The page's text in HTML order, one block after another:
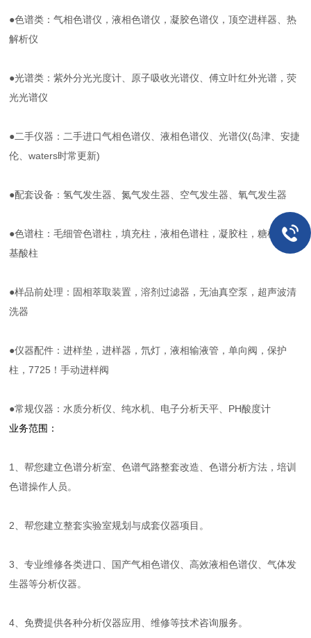
●色谱类：气相色谱仪，液相色谱仪，凝胶色谱仪，顶空进样器、热
解析仪
●光谱类：紫外分光光度计、原子吸收光谱仪、傅立叶红外光谱，荧
光光谱仪
●二手仪器：二手进口气相色谱仪、液相色谱仪、光谱仪(岛津、安捷
伦、waters时常更新)
●配套设备：氢气发生器、氮气发生器、空气发生器、氧气发生器
●色谱柱：毛细管色谱柱，填充柱，液相色谱柱，凝胶柱，糖柱，氨
基酸柱
●样品前处理：固相萃取装置，溶剂过滤器，无油真空泵，超声波清
洗器
●仪器配件：进样垫，进样器，氘灯，液相输液管，单向阀，保护
柱，7725！手动进样阀
●常规仪器：水质分析仪、纯水机、电子分析天平、PH酸度计
业务范围：
1、帮您建立色谱分析室、色谱气路整套改造、色谱分析方法，培训
色谱操作人员。
2、帮您建立整套实验室规划与成套仪器项目。
3、专业维修各类进口、国产气相色谱仪、高效液相色谱仪、气体发
生器等分析仪器。
4、免费提供各种分析仪器应用、维修等技术咨询服务。